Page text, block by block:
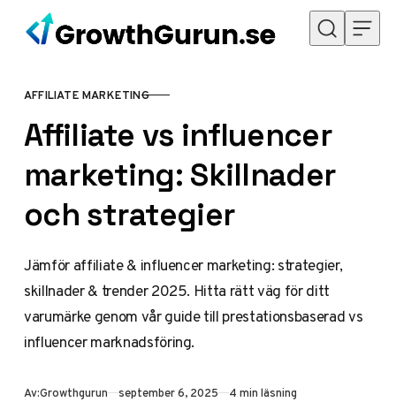
Hoppa till innehåll
KATEGORI
AFFILIATE MARKETING
Affiliate vs influencer
marketing: Skillnader
och strategier
Jämför affiliate & influencer marketing: strategier,
skillnader & trender 2025. Hitta rätt väg för ditt
varumärke genom vår guide till prestationsbaserad vs
influencer marknadsföring.
Av:Growthgurun Publicerad
september 6, 2025 4 min läsning